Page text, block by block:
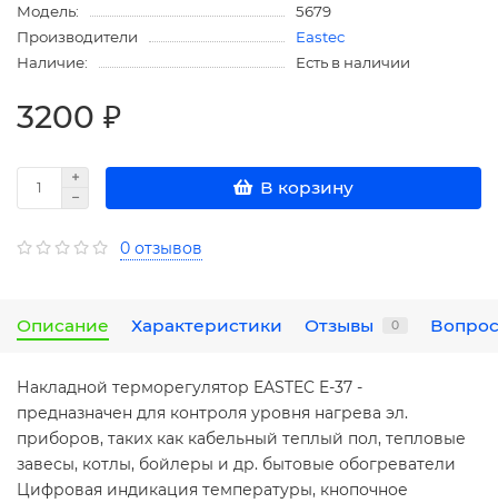
Модель:
5679
Производители
Eastec
Наличие:
Есть в наличии
3200 ₽
В корзину
0 отзывов
Описание Характеристики Отзывы 0
Накладной терморегулятор EASTEC E-37 -
предназначен для контроля уровня нагрева эл.
приборов, таких как кабельный теплый пол, тепловые
завесы, котлы, бойлеры и др. бытовые обогреватели
Цифровая индикация температуры, кнопочное